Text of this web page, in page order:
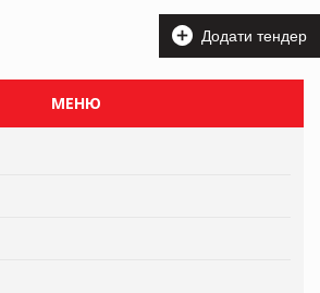
Додати тендер
МЕНЮ